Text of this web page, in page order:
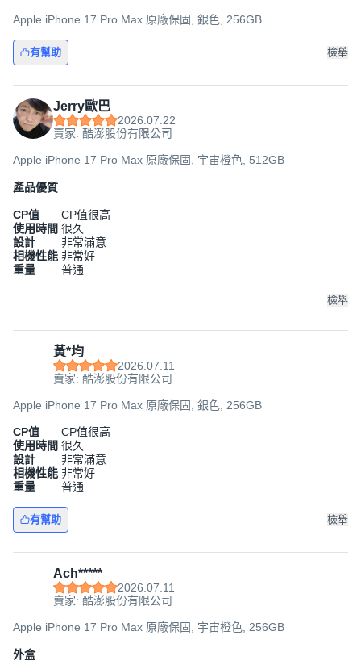
Apple iPhone 17 Pro Max 原廠保固, 銀色, 256GB
有幫助 檢舉
Jerry歐巴
2026.07.22
賣家: 酷澎股份有限公司
Apple iPhone 17 Pro Max 原廠保固, 宇宙橙色, 512GB
產品優質
CP值
CP值很高
使用時間 很久
設計
非常滿意
相機性能 非常好
重量
普通
檢舉
黃*均
2026.07.11
賣家: 酷澎股份有限公司
Apple iPhone 17 Pro Max 原廠保固, 銀色, 256GB
CP值
CP值很高
使用時間 很久
設計
非常滿意
相機性能 非常好
重量
普通
有幫助 檢舉
Ach*****
2026.07.11
賣家: 酷澎股份有限公司
Apple iPhone 17 Pro Max 原廠保固, 宇宙橙色, 256GB
外盒